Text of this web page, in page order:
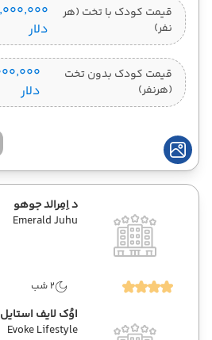
قیمت کودک با تخت (هر
نفر)
دلار
قیمت کودک بدون تخت
(هرنفر)
دلار
د اِمِرالد جوهو
Emerald Juhu
2 شب
اوُک لایف استایل
Evoke Lifestyle